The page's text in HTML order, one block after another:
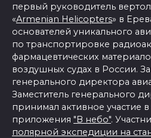
первый руководитель
«Armenian Helicopters» в
основателей уникального
по транспортировке
фармацевтических
воздушных судах в России.
генерального директора
Заместитель генерального
принимал активное участие
приложения "В небо".
полярной экспедиции на